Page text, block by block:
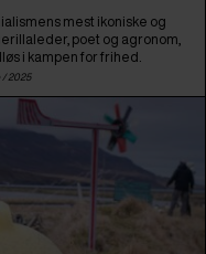
mest ikoniske og
poet og agronom,
i kampen for frihed.
/ 2025